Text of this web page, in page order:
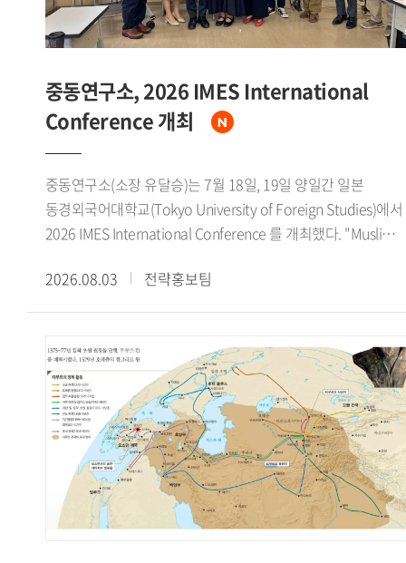
실질적인 관계 개선을 모색해 왔다고 밝혔다.이어 중국이
1978년 11기 3중전회를 계기로 계급투쟁 노선에서 경제건설
개선의 필요성을 인식하기 시작했으며, 한국 역시 홍콩을 통한
간접무역과 1983년 중국 민항기 불시착 사건, 1985년 어뢰정
반환 교섭 등에서 보인 우호적 태도로 중국 지도부의 신뢰를
얻었다고 소개했다. 특히 1988년 노태우 대통령의 7 7 선언을
북방외교의 실질적 출발점으로 규정하고, 서울올림픽과 베이징
아시안게임을 계기로 한 스포츠 교류가 양국간 신뢰 축적에
기여했다고 강조했다. 이후 1990년 한소수교와 1991년 남북한
계기가 되었다고 주장했다.신 원장은 한국이 한반도 평화
안정을 위한 중국의 협조, 거대한 잠재시장으로서의 중국 경제,
그리고 국제무대에서의 위상 제고라는 세 가지 측면에서
수교의 필요성을 인식하고 있었음을 강조하면서, 중국 역시
덩샤오핑의 언급을 인용하며 한국과의 경제협력 확대와 대만에
대한 외교적 고립 효과를 함께 기대하고 있었다고 분석했다.
수교 협상에 앞서 한국 정부는 중국과 수교한 다른 나라들의
선례를 분석하고 중국 인사들의 발언을 정리하는 등 치밀한
사전 준비를 거쳤다고 밝혔다. 1992년 8월 24일 베이징 조어대
국빈관에서 이상옥 외무장관과 첸치천 외교부장이
수교공동성명과 양해각서에 서명함으로써 한중수교가 공식
중동연구소, 2026 IMES International
Conference 개최
중동연구소(소장 유달승)는 7월 18일, 19일 양일간 일본
동경외국어대학교(Tokyo University of Foreign Studies)에서
2026 IMES International Conference 를 개최했다. "Muslims
Societies"라는 주제로 열린 이번 학술대회는 동아시아의
무슬림 이주 문제를 연구하는 한국과 일본 학자들의 학술
교류를 위해 마련됐다.7월 18일 학술대회 제1세션에서는
김정아 전임연구원이 'The Reception and Transformation of
Arabic Literature in Korea: A Study of 'The Jackal and the
Sea' in Oh Soo-yeon's The Golden Roof in Relation to
Kalīla wa Dimna'라는 제목의 발표를 통해 아랍 고전
『칼릴라와 딤나』가 오수연의 『황금지붕』 중 「재칼과
바다의 장」에서 수용 재구성되는 양상을 분석하고, 아랍
고전문학과 한국 현대문학이 교차하며 새로운 의미를 형성하는
'제3의 공간'을 제시했다.Ishinomaki Senshu University의
2026.08.03 전략홍보팀